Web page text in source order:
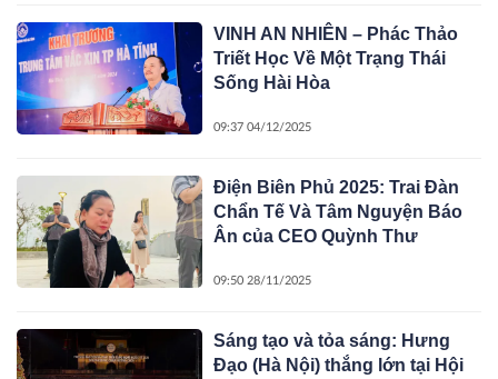
VINH AN NHIÊN – Phác Thảo
Triết Học Về Một Trạng Thái
Sống Hài Hòa
09:37 04/12/2025
Điện Biên Phủ 2025: Trai Đàn
Chẩn Tế Và Tâm Nguyện Báo
Ân của CEO Quỳnh Thư
09:50 28/11/2025
Sáng tạo và tỏa sáng: Hưng
Đạo (Hà Nội) thắng lớn tại Hội